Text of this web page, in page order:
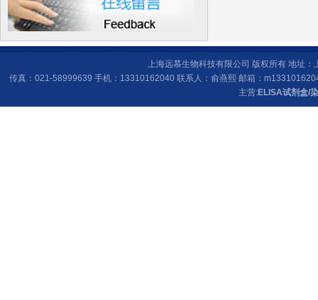
上海远慕生物科技有限公司 版权所有 地址
传真：021-58999639 手机：13310162040 联系人：俞燕熙 邮箱：
主营:ELISA试剂盒/